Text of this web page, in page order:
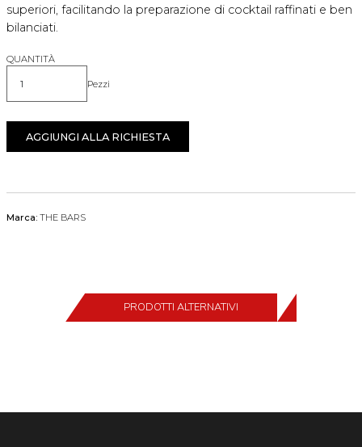
superiori, facilitando la preparazione di cocktail raffinati e ben
bilanciati.
QUANTITÀ
Quantità Pezzi
AGGIUNGI ALLA RICHIESTA
Marca: THE BARS
PRODOTTI ALTERNATIVI